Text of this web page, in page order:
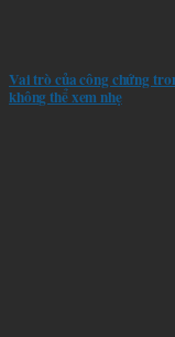
Vai trò của công chứng
không thể xem nhẹ